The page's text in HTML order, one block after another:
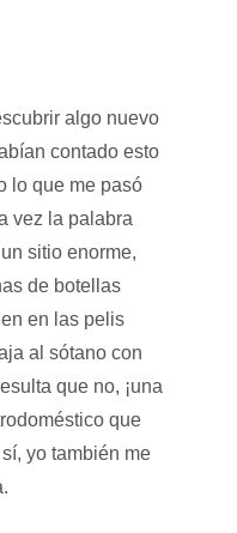
algo nuevo
contado esto
lo que me pasó
vez la palabra
sitio enorme,
de botellas
en las pelis
al sótano con
que no, ¡una
que
yo también me